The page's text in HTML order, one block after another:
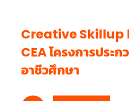
Creative Skillup
CEA โครงการประ
อาชีวศึกษา